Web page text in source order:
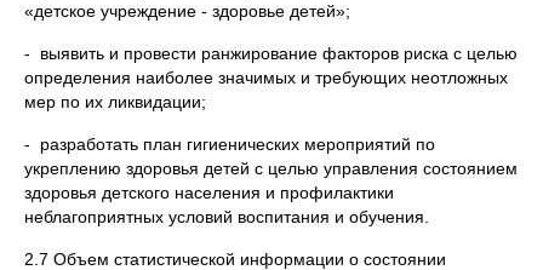
«детское учреждение - здоровье детей»;
- выявить и провести ранжирование факторов риска с целью
определения наиболее значимых и требующих неотложных
мер по их ликвидации;
- разработать план гигиенических мероприятий по
укреплению здоровья детей с целью управления состоянием
здоровья детского населения и профилактики
неблагоприятных условий воспитания и обучения.
2.7 Объем статистической информации о состоянии